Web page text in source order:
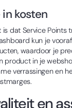
kosten
is dat Service Points
kun je
waardoor je
product in je
verrassingen en
en